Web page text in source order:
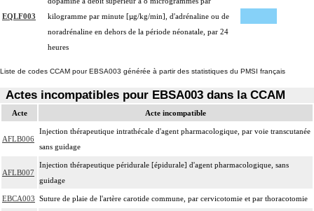
EQLF003
kilogramme par minute [µg/kg/min], d'adrénaline ou de
noradrénaline en dehors de la période néonatale, par 24
heures
Liste de codes CCAM pour EBSA003 générée à partir des statistiques du PMSI français
Actes incompatibles pour EBSA003 dans la CCAM
Acte Acte incompatible
AFLB006
Injection thérapeutique intrathécale d'agent pharmacologique, par voie transcutanée
sans guidage
AFLB007
Injection thérapeutique péridurale [épidurale] d'agent pharmacologique, sans
guidage
EBCA003 Suture de plaie de l'artère carotide commune, par cervicotomie et par thoracotomie